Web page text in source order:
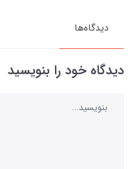
دیدگاه‌ها
دیدگاه خود را بنویسید